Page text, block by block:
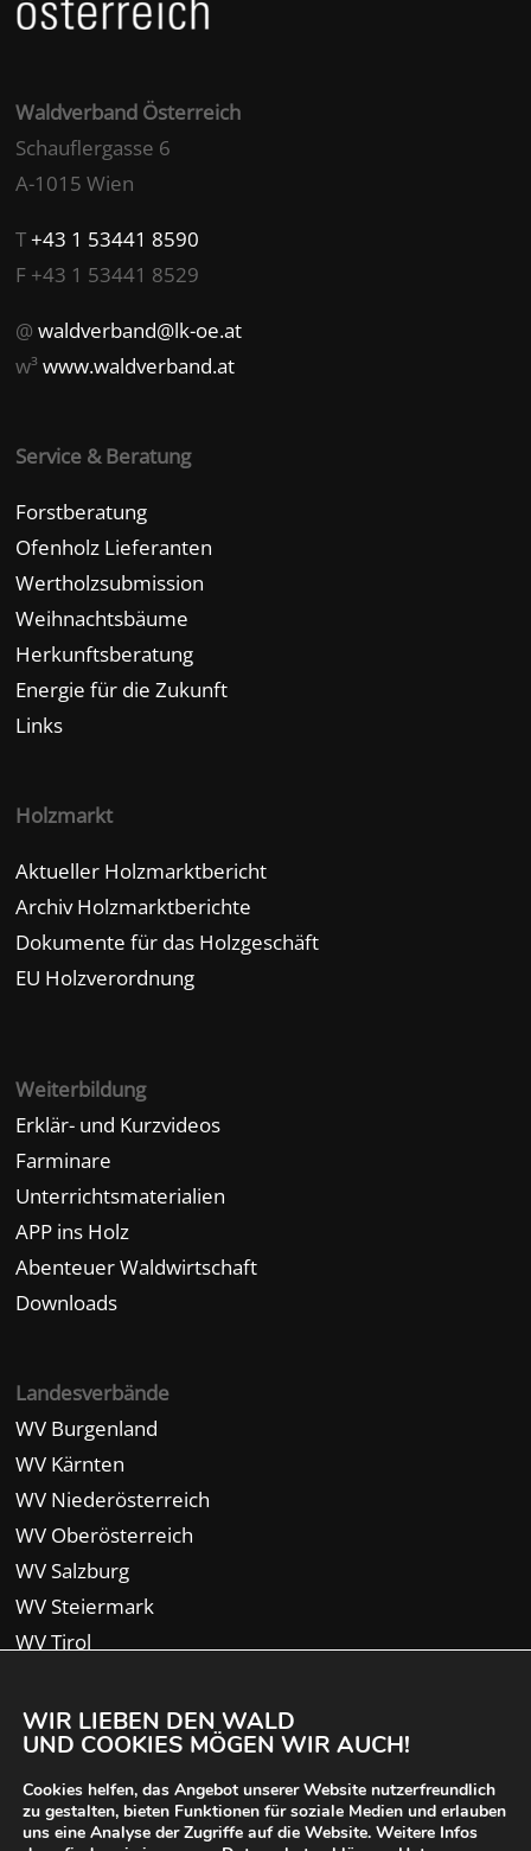
Waldverband Österreich
Schauflergasse 6
A-1015 Wien
T+43 1 53441 8590
F +43 1 53441 8529
@waldverband@lk-oe.at
w³www.waldverband.at
Service & Beratung
Forstberatung
Ofenholz Lieferanten
Wertholzsubmission
Weihnachtsbäume
Herkunftsberatung
Energie für die Zukunft
Links
Holzmarkt
Aktueller Holzmarktbericht
Archiv Holzmarktberichte
Dokumente für das Holzgeschäft
EU Holzverordnung
Weiterbildung
Erklär- und Kurzvideos
Farminare
Unterrichtsmaterialien
APP ins Holz
Abenteuer Waldwirtschaft
Downloads
Landesverbände
WV Burgenland
WV Kärnten
WV Niederösterreich
WV Oberösterreich
WV Salzburg
WV Steiermark
WV Tirol
WIR LIEBEN DEN WALD
UND COOKIES MÖGEN WIR AUCH!
Cookies helfen, das Angebot unserer Website nutzerfreundlich
zu gestalten, bieten Funktionen für soziale Medien und erlauben
uns eine Analyse der Zugriffe auf die Website. Weitere Infos